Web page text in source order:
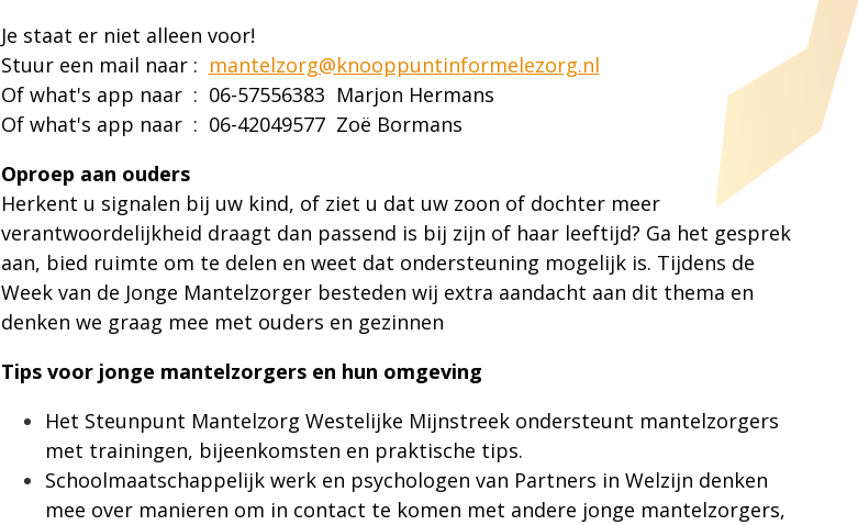
Je staat er niet alleen voor!
Stuur een mail naar : mantelzorg@knooppuntinformelezorg.nl
Of what's app naar : 06-57556383 Marjon Hermans
Of what's app naar : 06-42049577 Zoë Bormans
Oproep aan ouders
Herkent u signalen bij uw kind, of ziet u dat uw zoon of dochter meer
verantwoordelijkheid draagt dan passend is bij zijn of haar leeftijd? Ga het gesprek
aan, bied ruimte om te delen en weet dat ondersteuning mogelijk is. Tijdens de
Week van de Jonge Mantelzorger besteden wij extra aandacht aan dit thema en
denken we graag mee met ouders en gezinnen
Tips voor jonge mantelzorgers en hun omgeving
Het Steunpunt Mantelzorg Westelijke Mijnstreek ondersteunt mantelzorgers
met trainingen, bijeenkomsten en praktische tips.
Schoolmaatschappelijk werk en psychologen van Partners in Welzijn denken
mee over manieren om in contact te komen met andere jonge mantelzorgers,